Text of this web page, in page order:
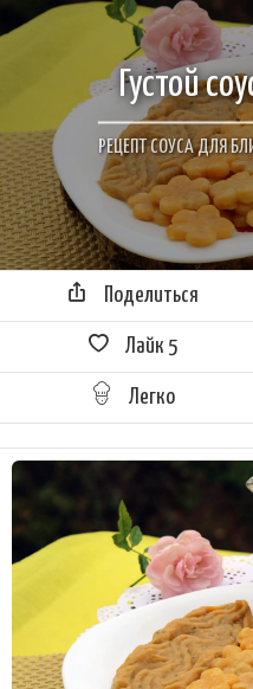
Густой
РЕЦЕПТ СОУСА ДЛЯ
Поделиться
Лайк 5
Легко